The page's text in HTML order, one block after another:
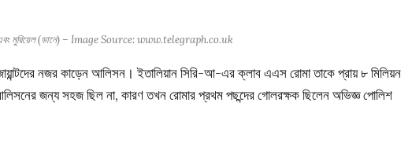
এবং মুরিয়েল (ডানে) – Image Source: www.telegraph.co.uk
নজর কাড়েন আলিসন। ইতালিয়ান সিরি-আ-এর ক্লাব এএস রোমা তাকে প্রায় ৮ মিলিয়ন
জন্য সহজ ছিল না, কারণ তখন রোমার প্রথম পছন্দের গোলরক্ষক ছিলেন অভিজ্ঞ পোলিশ